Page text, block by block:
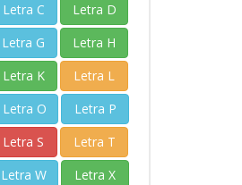
Letra C
Letra D
Letra G
Letra H
Letra K
Letra L
Letra O
Letra P
Letra S
Letra T
Letra W
Letra X